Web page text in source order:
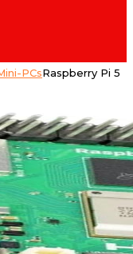
PCsRaspberry Pi 5